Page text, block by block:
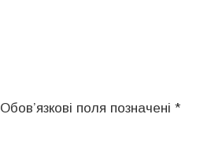
Обов’язкові поля позначені *